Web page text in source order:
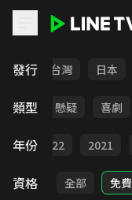
發行
全部 台灣 日本
類型
甜寵 懸疑 喜劇
年份 2022 2021
資格 全部 免費